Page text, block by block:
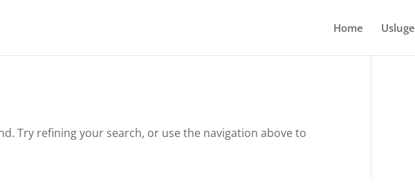
Home Usluge
Try refining your search, or use the navigation above to